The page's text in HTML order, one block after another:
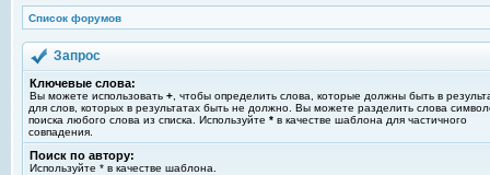
Список форумов
Запрос
Ключевые слова:
Вы можете использовать + , чтобы определить слова, которые должны быть в
для слов, которых в результатах быть не должно. Вы можете разделить слова
поиска любого слова из списка. Используйте * в качестве шаблона для частичного
совпадения.
Поиск по автору:
Используйте * в качестве шаблона.